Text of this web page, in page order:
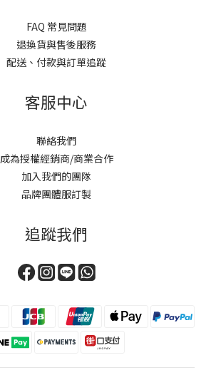
FAQ 常見問題
退換貨與售後服務
配送、付款與訂單追蹤
客服中心
聯絡我們
成為授權經銷商/商業合作
加入我們的團隊
品牌團體服訂製
追蹤我們